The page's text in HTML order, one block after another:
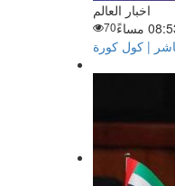
اخبار العالم
70
| كول كورة